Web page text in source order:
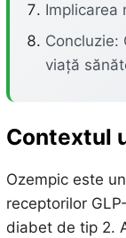
Implicarea
Concluzie:
viață
Contextul
Ozempic este
receptorilor
diabet de tip 2.